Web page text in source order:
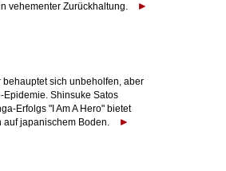
vehementer Zurückhaltung.
sich unbeholfen, aber
Shinsuke Satos
Erfolgs "I Am A Hero" bietet
japanischem Boden.